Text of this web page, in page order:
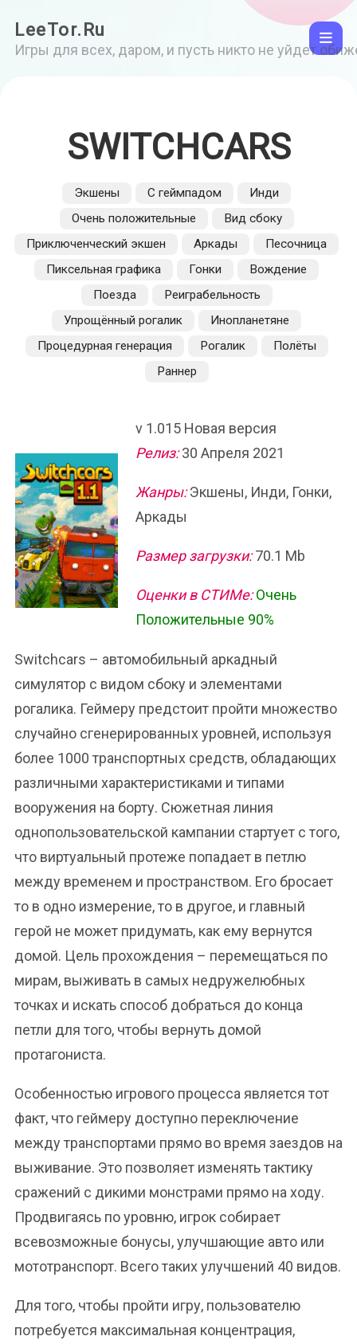
LeeTor.Ru
Игры для всех, даром, и пусть никто не уйдет
SWITCHCARS
Экшены С геймпадом
Инди
Очень положительные
Вид сбоку
Приключенческий экшен
Аркады
Песочница
Пиксельная графика
Гонки
Вождение
Поезда
Реиграбельность
Упрощённый рогалик
Инопланетяне
Процедурная генерация
Рогалик
Полёты
Раннер
v 1.015 Новая версия
Релиз:30 Апреля 2021
Жанры:Экшены, Инди, Гонки,
Аркады
Размер загрузки:70.1 Mb
Оценки в СТИМе: Очень
Положительные 90%
Switchcars – автомобильный аркадный
симулятор с видом сбоку и элементами
рогалика. Геймеру предстоит пройти множество
случайно сгенерированных уровней, используя
более 1000 транспортных средств, обладающих
различными характеристиками и типами
вооружения на борту. Сюжетная линия
однопользовательской кампании стартует с того,
что виртуальный протеже попадает в петлю
между временем и пространством. Его бросает
то в одно измерение, то в другое, и главный
герой не может придумать, как ему вернутся
домой. Цель прохождения – перемещаться по
мирам, выживать в самых недружелюбных
точках и искать способ добраться до конца
петли для того, чтобы вернуть домой
протагониста.
Особенностью игрового процесса является тот
факт, что геймеру доступно переключение
между транспортами прямо во время заездов на
выживание. Это позволяет изменять тактику
сражений с дикими монстрами прямо на ходу.
Продвигаясь по уровню, игрок собирает
всевозможные бонусы, улучшающие авто или
мототранспорт. Всего таких улучшений 40 видов.
Для того, чтобы пройти игру, пользователю
потребуется максимальная концентрация,